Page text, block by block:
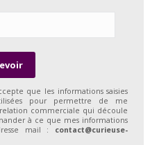
que les informations saisies
pour permettre de me
commerciale qui découle
à ce que mes informations
mail :
contact@curieuse-